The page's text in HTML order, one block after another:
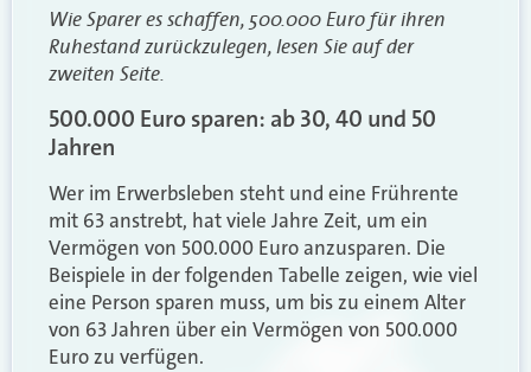
Wie Sparer es schaffen, 500.000 Euro für ihren
Ruhestand zurückzulegen, lesen Sie auf der
zweiten Seite.
500.000 Euro sparen: ab 30, 40 und 50
Jahren
Wer im Erwerbsleben steht und eine Frührente
mit 63 anstrebt, hat viele Jahre Zeit, um ein
Vermögen von 500.000 Euro anzusparen. Die
Beispiele in der folgenden Tabelle zeigen, wie viel
eine Person sparen muss, um bis zu einem Alter
von 63 Jahren über ein Vermögen von 500.000
Euro zu verfügen.